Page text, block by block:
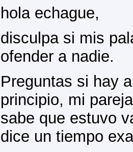
hola echague,
disculpa si mis
ofender a nadie.
Preguntas si hay
principio, mi
sabe que estuvo
dice un tiempo